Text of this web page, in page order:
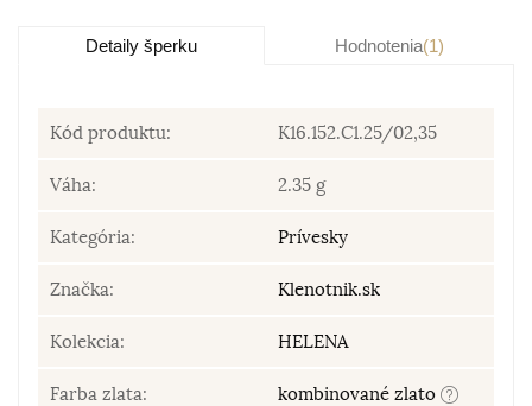
Detaily šperku Hodnotenia(1)
Kód produktu: K16.152.C1.25/02,35
Váha: 2.35 g
Kategória: Prívesky
Značka: Klenotnik.sk
Kolekcia: HELENA
Farba zlata: kombinované zlato